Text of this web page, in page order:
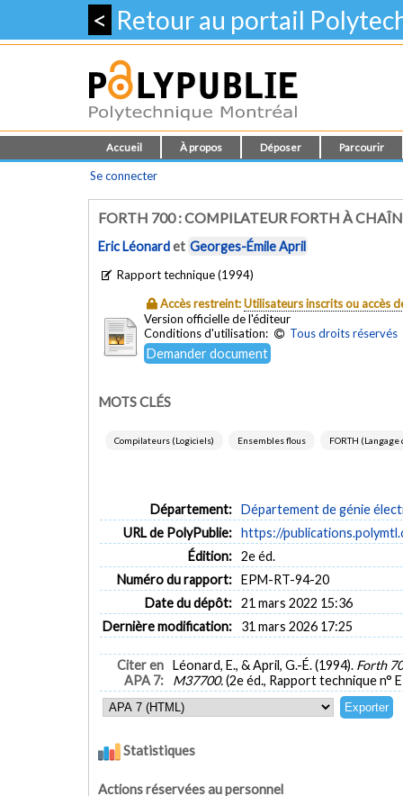
< Retour au portail
Accueil À propos Déposer Parcourir
Se connecter
FORTH 700 : COMPILATEUR FORTH À
Eric Léonardet Georges-Émile April
Rapport technique (1994)
Accès restreint:Utilisateurs inscrits ou accès
Version officielle de l'éditeur
Conditions d'utilisation:
Tous droits réservés
Demander document
MOTS CLÉS
Compilateurs (Logiciels) Ensembles flous FORTH
Département: Département de génie
URL de PolyPublie: https://
Édition: 2e éd.
Numéro du rapport: EPM-RT-94-20
Date du dépôt: 21 mars 2022 15:36
Dernière modification:
31 mars 2026 17:25
Citer en
APA 7:
Léonard, E., & April, G.-É. (1994). Forth
M37700.(2e éd., Rapport technique n°
Statistiques
Actions réservées au personnel